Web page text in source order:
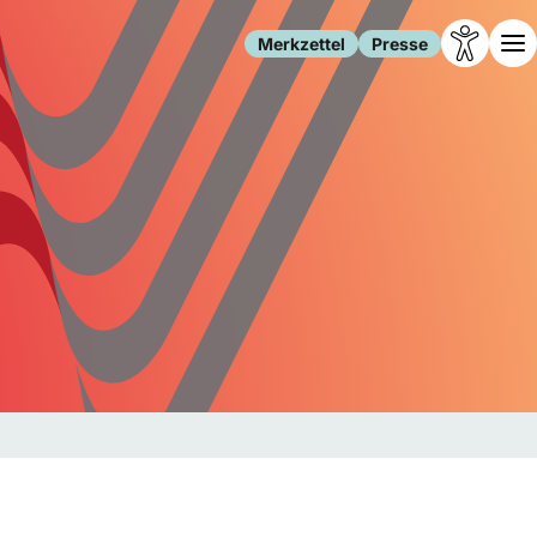
Merkzettel Presse
Leben
Familie
Freizeit
Gesundheit
Internet
Gesellschaft
Forschung
Migration
Polizei